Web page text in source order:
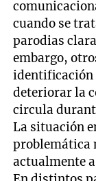
cuando se
parodias
embargo,
identificación
deteriorar la
circula
La situación
problemática
actualmente